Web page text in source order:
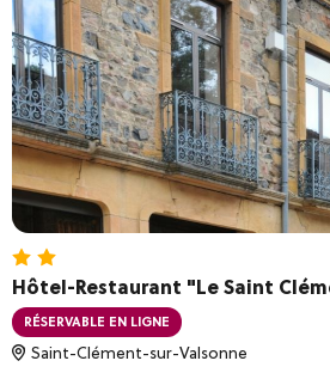
Hôtel-Restaurant "Le Saint
RÉSERVABLE EN LIGNE
Saint-Clément-sur-Valsonne